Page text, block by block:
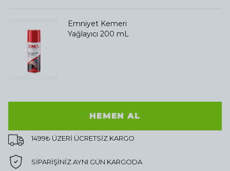
Emniyet Kemeri
Yağlayıcı 200 mL
HEMEN AL
1499₺ ÜZERİ ÜCRETSİZ KARGO
SİPARİŞİNİZ AYNI GÜN KARGODA